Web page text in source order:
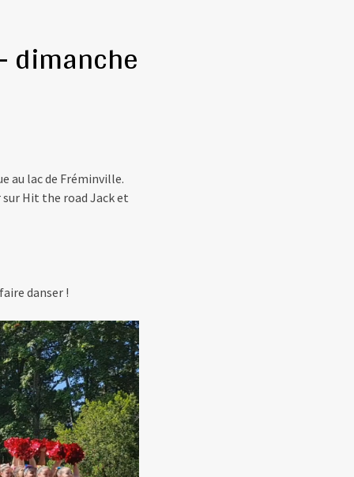
dimanche
au lac de Fréminville.
sur Hit the road Jack et
danser !